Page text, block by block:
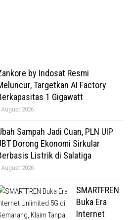
by Indosat Resmi
Targetkan AI Factory
1 Gigawatt
August 2026
Sampah Jadi Cuan, PLN UIP
Dorong Ekonomi Sirkular
Listrik di Salatiga
August 2026
SMARTFREN
Buka Era
Internet